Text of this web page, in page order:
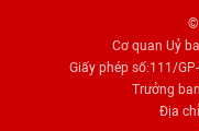
©
Cơ quan Uỷ
Giấy phép số:111/
Trưởng
Địa